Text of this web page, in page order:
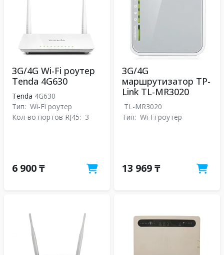
3G/4G Wi-Fi роутер
Tenda 4G630
Tenda 4G630
Тип: Wi-Fi роутер
Кол-во портов RJ45: 3
6 900 ₸
3G/4G
маршрутизатор TP-
Link TL-MR3020
TL-MR3020
Тип: Wi-Fi роутер
13 969 ₸